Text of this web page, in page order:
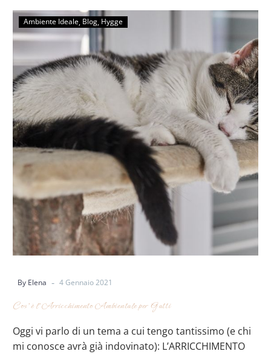
Ambiente Ideale Blog Hygge
By Elena - 4 Gennaio 2021
Cos’è l’Arricchimento Ambientale per Gatti
Oggi vi parlo di un tema a cui tengo tantissimo (e chi
mi conosce avrà già indovinato): L’ARRICCHIMENTO